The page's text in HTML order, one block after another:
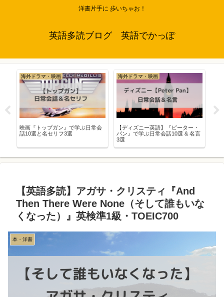
洋書片手に 歩いちゃお！
英語多読ブログ 英語でかっぽ
海外ドラマ・映画
映画『トップガン』で学ぶ日常会
話10選と名セリフ3選
海外ドラマ・映画
【ディズニー英語】『ピーター・
パン』で学ぶ日常会話10選 & 名言
3選
【英語多読】アガサ・クリスティ『And
Then There Were None（そして誰もいな
くなった）』英検準1級・TOEIC700
本・洋書